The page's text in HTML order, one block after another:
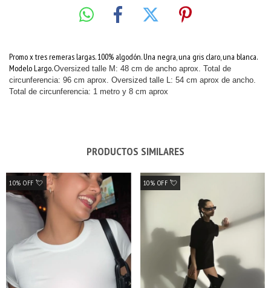
Promo x tres remeras largas. 100% algodón. Una negra, una gris claro, una blanca.
Modelo Largo.Oversized talle M: 48 cm de ancho aprox . Total de
circunferencia: 96 cm aprox. Oversized talle L: 54 cm aprox de ancho.
Total de circunferencia: 1 metro y 8 cm aprox
PRODUCTOS SIMILARES
10% OFF 💘 10% OFF 💘